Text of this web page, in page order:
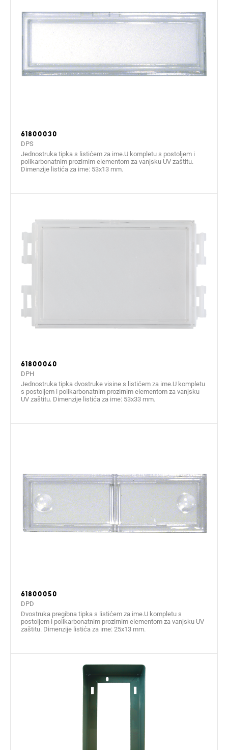
61800030
DPS
Jednostruka tipka s listićem za ime.U kompletu s postoljem i
polikarbonatnim prozirnim elementom za vanjsku UV zaštitu.
Dimenzije listića za ime: 53x13 mm.
61800040
DPH
Jednostruka tipka dvostruke visine s listićem za ime.U kompletu
s postoljem i polikarbonatnim prozirnim elementom za vanjsku
UV zaštitu. Dimenzije listića za ime: 53x33 mm.
61800050
DPD
Dvostruka pregibna tipka s listićem za ime.U kompletu s
postoljem i polikarbonatnim prozirnim elementom za vanjsku UV
zaštitu. Dimenzije listića za ime: 25x13 mm.